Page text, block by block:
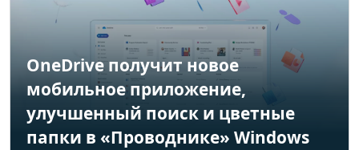
OneDrive получит новое
мобильное приложение,
улучшенный поиск и цветные
папки в «Проводнике» Windows